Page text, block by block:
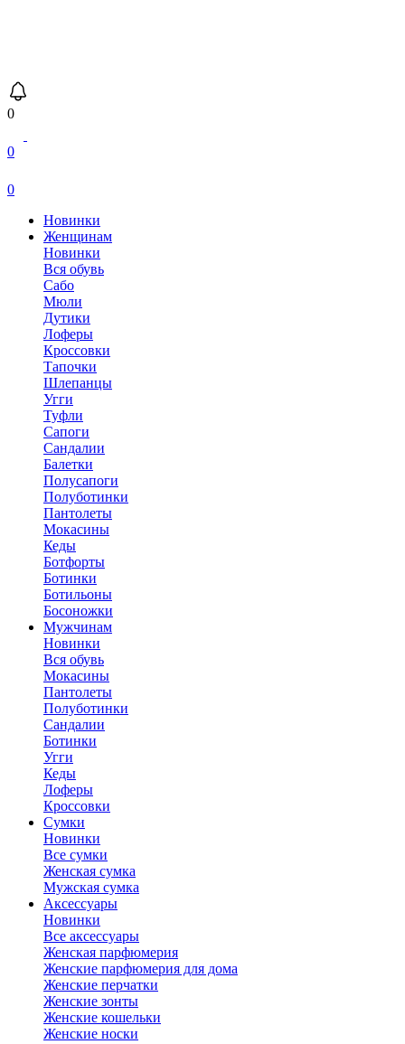
0
0
0
Новинки
Женщинам
Новинки
Вся обувь
Сабо
Мюли
Дутики
Лоферы
Кроссовки
Тапочки
Шлепанцы
Угги
Туфли
Сапоги
Сандалии
Балетки
Полусапоги
Полуботинки
Пантолеты
Мокасины
Кеды
Ботфорты
Ботинки
Ботильоны
Босоножки
Мужчинам
Новинки
Вся обувь
Мокасины
Пантолеты
Полуботинки
Сандалии
Ботинки
Угги
Кеды
Лоферы
Кроссовки
Сумки
Новинки
Все сумки
Женская сумка
Мужская сумка
Аксессуары
Новинки
Все аксессуары
Женская парфюмерия
Женские парфюмерия для дома
Женские перчатки
Женские зонты
Женские кошельки
Женские носки